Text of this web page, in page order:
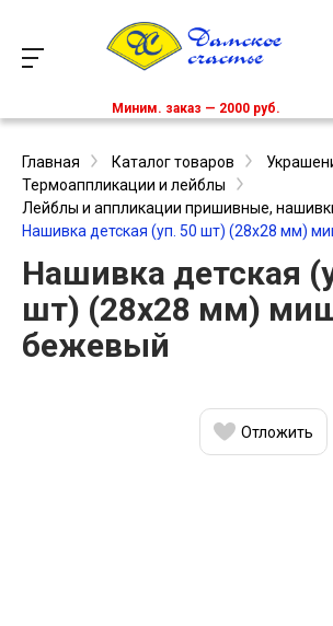
Миним. заказ — 2000 руб.
Главная Каталог товаров
Термоаппликации и лейблы
Лейблы и аппликации пришивные,
Нашивка детская (уп. 50 шт) (28х28 мм)
Нашивка детская
шт) (28х28 мм)
бежевый
Отложить